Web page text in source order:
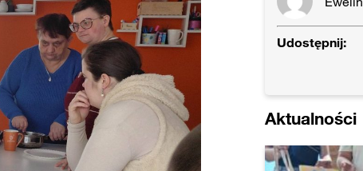
Udostępnij:
Aktualności